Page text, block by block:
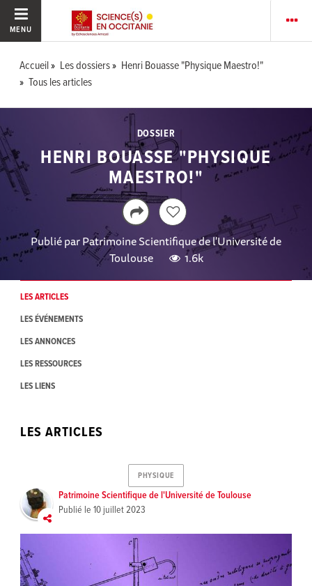
MENU
Accueil Les dossiers
Henri Bouasse "Physique Maestro!"
Tous les articles
DOSSIER
HENRI BOUASSE "PHYSIQUE
MAESTRO!"
Publié parPatrimoine Scientifique de l'Université de
Toulouse
1.6k
LES ARTICLES
LES ÉVÉNEMENTS
LES ANNONCES
LES RESSOURCES
LES LIENS
LES ARTICLES
PHYSIQUE
Patrimoine Scientifique de l'Université de Toulouse
Publié le 10 juillet 2023